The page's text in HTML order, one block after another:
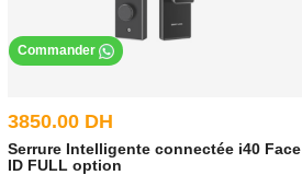
3850.00 DH
Serrure Intelligente connectée i40 Face
ID FULL option
Commander